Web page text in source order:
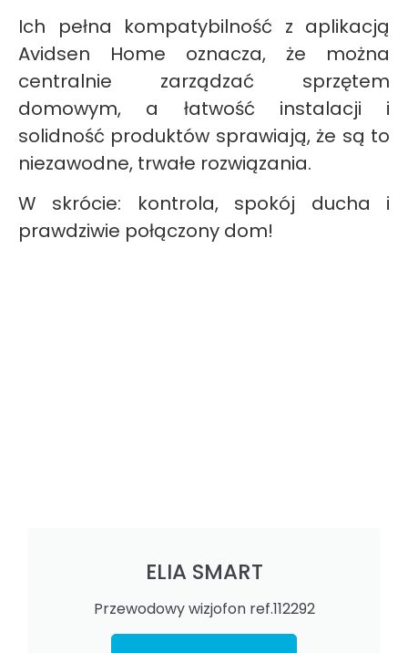
Ich pełna kompatybilność z aplikacją
Avidsen Home oznacza, że można
centralnie zarządzać sprzętem
domowym, a łatwość instalacji i
solidność produktów sprawiają, że są to
niezawodne, trwałe rozwiązania.
W skrócie: kontrola, spokój ducha i
prawdziwie połączony dom!
ELIA SMART
Przewodowy wizjofon ref.112292